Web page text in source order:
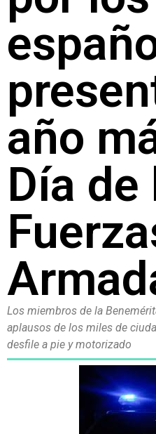
año
Día de
Los miembros de la
aplausos de los miles de
desfile a pie y motorizado